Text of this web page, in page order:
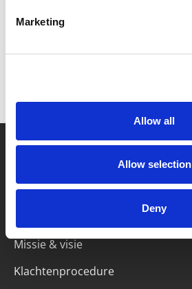
Marketing
Allow all
Allow selection
Deny
Handige links
Missie & visie
Klachtenprocedure